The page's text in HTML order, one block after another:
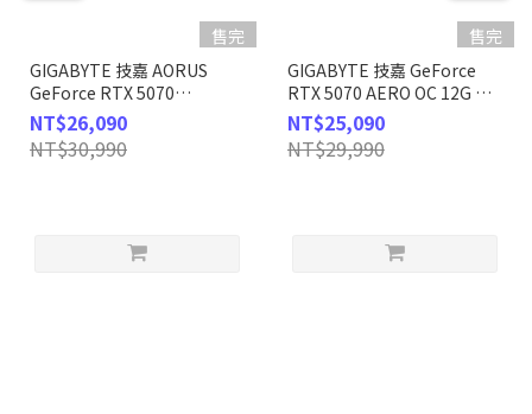
售完
GIGABYTE 技嘉 AORUS
GeForce RTX 5070
MASTER 12G 顯示卡
NT$26,090
NT$30,990
售完
GIGABYTE 技嘉 GeForce
RTX 5070 AERO OC 12G 顯
示卡
NT$25,090
NT$29,990